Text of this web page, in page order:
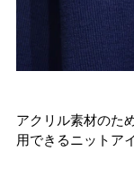
アクリル素材のた
用できるニットア